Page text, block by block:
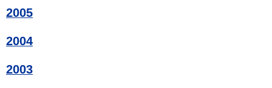
2005
2004
2003